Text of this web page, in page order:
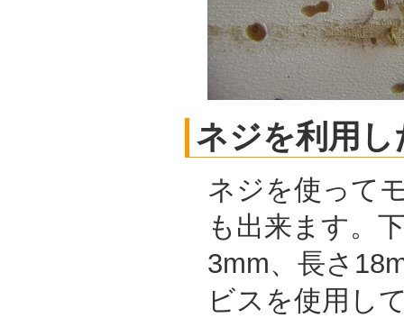
ネジを利用
ネジを使って
も出来ます。
3mm、長さ
ビスを使用し